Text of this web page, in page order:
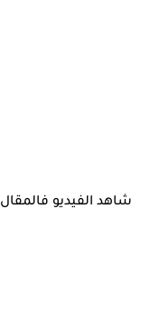
شاهد الفيديو فالمقال